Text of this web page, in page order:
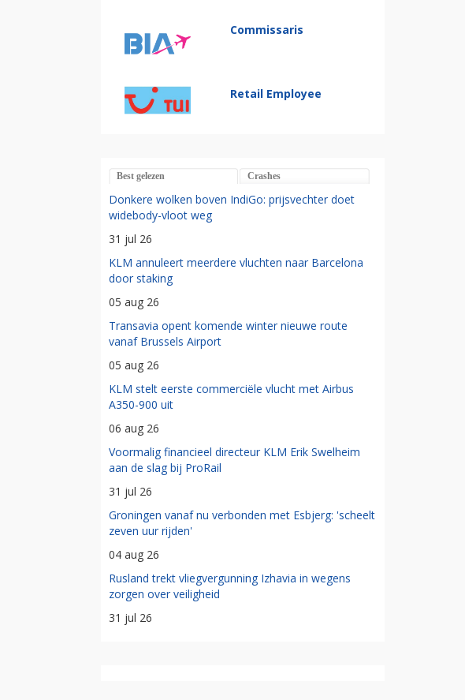
Commissaris
Retail Employee
Best gelezen Crashes
Donkere wolken boven IndiGo: prijsvechter doet
widebody-vloot weg
31 jul 26
KLM annuleert meerdere vluchten naar Barcelona
door staking
05 aug 26
Transavia opent komende winter nieuwe route
vanaf Brussels Airport
05 aug 26
KLM stelt eerste commerciële vlucht met Airbus
A350-900 uit
06 aug 26
Voormalig financieel directeur KLM Erik Swelheim
aan de slag bij ProRail
31 jul 26
Groningen vanaf nu verbonden met Esbjerg: 'scheelt
zeven uur rijden'
04 aug 26
Rusland trekt vliegvergunning Izhavia in wegens
zorgen over veiligheid
31 jul 26